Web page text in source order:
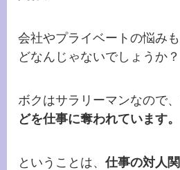
会社やプライベートの悩み
どなんじゃないでしょうか？
ボクはサラリーマンなので、
どを仕事に奪われています。
ということは、 仕事の対人